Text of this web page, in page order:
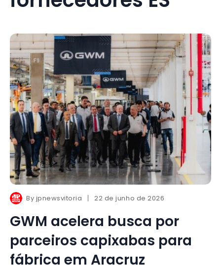
By jpnewsvitoria 22 de junho de 2026
GWM acelera busca por
parceiros capixabas para
fábrica em Aracruz